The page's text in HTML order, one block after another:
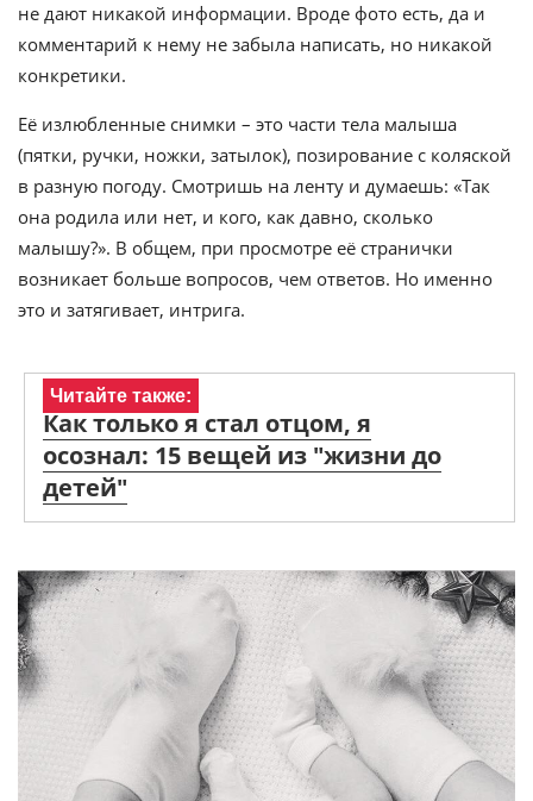
не дают никакой информации. Вроде фото есть, да и
комментарий к нему не забыла написать, но никакой
конкретики.
Её излюбленные снимки – это части тела малыша
(пятки, ручки, ножки, затылок), позирование с коляской
в разную погоду. Смотришь на ленту и думаешь: «Так
она родила или нет, и кого, как давно, сколько
малышу?». В общем, при просмотре её странички
возникает больше вопросов, чем ответов. Но именно
это и затягивает, интрига.
Читайте также:
Как только я стал отцом, я
осознал: 15 вещей из "жизни до
детей"